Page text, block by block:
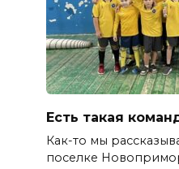
Есть такая
Как-то мы
поселке